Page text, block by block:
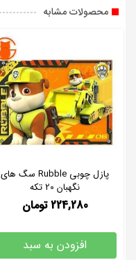
محصولات مشابه
پازل چوبی Rubble سگ های
نگهبان 20 تکه
224,280 تومان
افزودن به سبد